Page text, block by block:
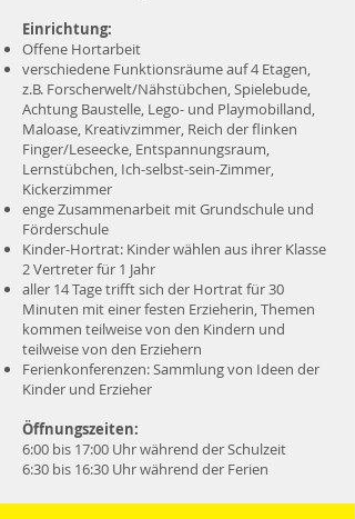
Einrichtung:
Offene Hortarbeit
verschiedene Funktionsräume auf 4 Etagen,
z.B. Forscherwelt/Nähstübchen, Spielebude,
Achtung Baustelle, Lego- und Playmobilland,
Maloase, Kreativzimmer, Reich der flinken
Finger/Leseecke, Entspannungsraum,
Lernstübchen, Ich-selbst-sein-Zimmer,
Kickerzimmer
enge Zusammenarbeit mit Grundschule und
Förderschule
Kinder-Hortrat: Kinder wählen aus ihrer Klasse
2 Vertreter für 1 Jahr
aller 14 Tage trifft sich der Hortrat für 30
Minuten mit einer festen Erzieherin, Themen
kommen teilweise von den Kindern und
teilweise von den Erziehern
Ferienkonferenzen: Sammlung von Ideen der
Kinder und Erzieher
Öffnungszeiten:
6:00 bis 17:00 Uhr während der Schulzeit
6:30 bis 16:30 Uhr während der Ferien